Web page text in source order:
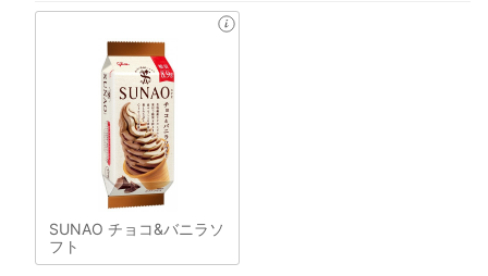
SUNAO チョコ&バニラソ
フト